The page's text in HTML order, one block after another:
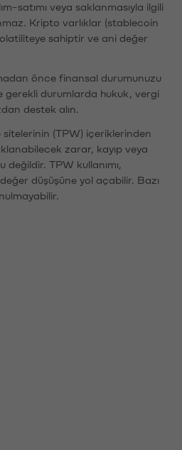
satımı veya saklanmasıyla ilgili
Kripto varlıklar (stablecoin
sahiptir ve ani değer
önce finansal durumunuzu
gerekli durumlarda hukuk, vergi
destek alın.
(TPW) içeriklerinden
zarar, kayıp veya
TPW kullanımı,
değer düşüşüne yol açabilir. Bazı